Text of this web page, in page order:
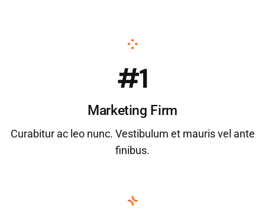
#1
Marketing Firm
Curabitur ac leo nunc. Vestibulum et mauris vel ante
finibus.